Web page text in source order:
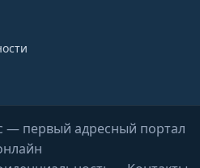
— первый адресный портал